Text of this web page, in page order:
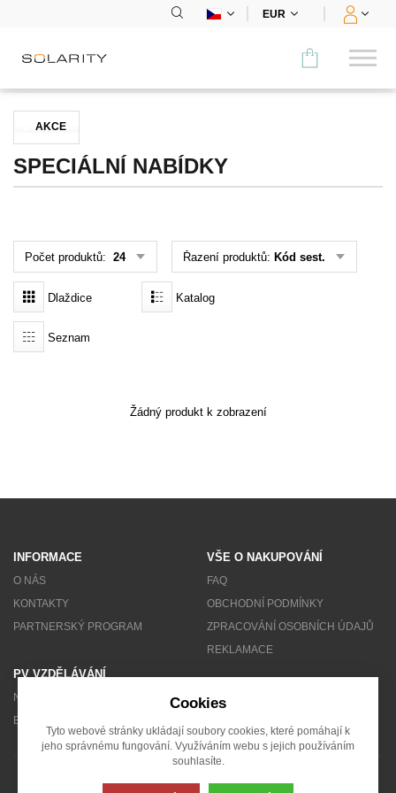
EUR
KATEGORIE
Bateriová úložiště
Nabíjecí stanice
Montážní systémy
Menu
Přihlášení
Registrace
AKCE
SPECIÁLNÍ NABÍDKY
Počet produktů: 24 Řazení produktů: Kód sest.
Dlaždice Katalog
Seznam
Žádný produkt k zobrazení
INFORMACE
O NÁS
KONTAKTY
PARTNERSKÝ PROGRAM
VŠE O NAKUPOVÁNÍ
FAQ
OBCHODNÍ PODMÍNKY
ZPRACOVÁNÍ OSOBNÍCH ÚDAJŮ
REKLAMACE
PV VZDĚLÁVÁNÍ
NEWSLETTER
BLOG
Cookies
Tyto webové stránky ukládají soubory cookies, které pomáhají k
jeho správnému fungování. Využíváním webu s jejich používáním
souhlasíte.